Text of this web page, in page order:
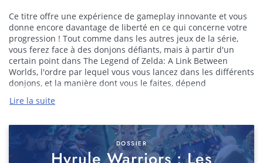
Ce titre offre une expérience de gameplay innovante et vous
donne encore davantage de liberté en ce qui concerne votre
progression ! Tout comme dans les autres jeux de la série,
vous ferez face à des donjons défiants, mais à partir d'un
certain point dans The Legend of Zelda: A Link Between
Worlds, l'ordre par lequel vous vous lancez dans les différents
donjons, et la manière dont vous le faites, dépend
également un nouveau personnage appelé Lavio, qui vous
pouvez acheter ou louer des objets, comme le grappin, l'arc
ou le marteau – qui vous seront utiles dans votre quête.
Beaucoup de ces articles seront disponibles au début de
Lire la suite
DOSSIER
Hyrule Warriors : Les